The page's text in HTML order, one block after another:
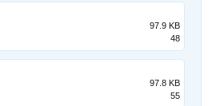
97.9 KB
48
97.8 KB
55